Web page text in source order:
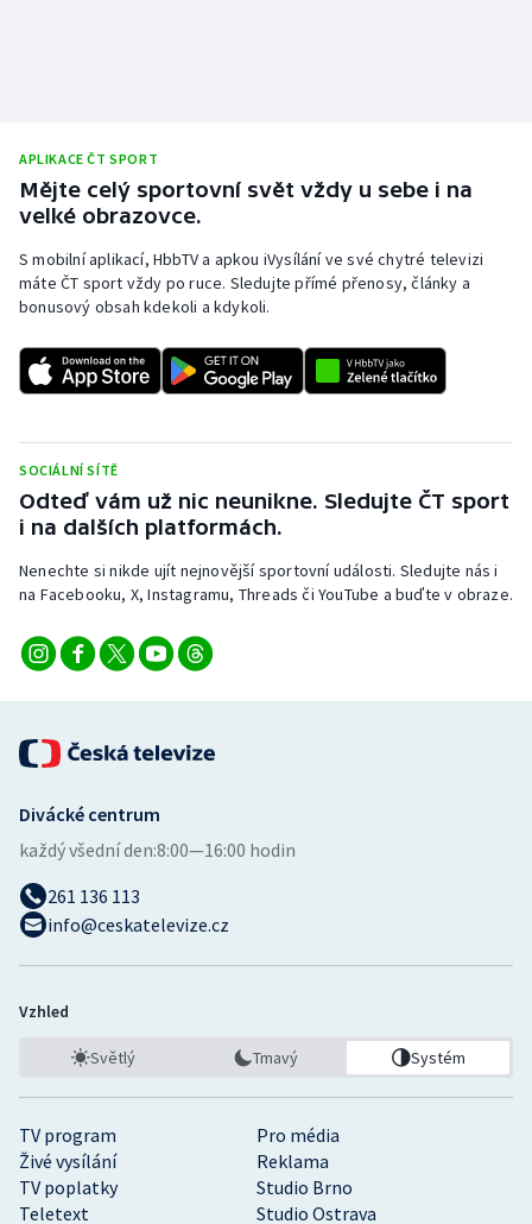
Stolní tenis
Veslování
Vodní slalom
Ostatní
APLIKACE ČT SPORT
Mějte celý sportovní svět vždy u sebe i na
velké obrazovce.
S mobilní aplikací, HbbTV a apkou iVysílání ve své chytré televizi
máte ČT sport vždy po ruce. Sledujte přímé přenosy, články a
bonusový obsah kdekoli a kdykoli.
SOCIÁLNÍ SÍTĚ
Odteď vám už nic neunikne. Sledujte ČT sport
i na dalších platformách.
Nenechte si nikde ujít nejnovější sportovní události. Sledujte nás i
na Facebooku, X, Instagramu, Threads či YouTube a buďte v obraze.
TV program
Pro média
Živé vysílání
Reklama
TV poplatky
Studio Brno
Teletext
Studio Ostrava
Divácké centrum
každý všední den:8:00—16:00 hodin
261 136 113
info@ceskatelevize.cz
Vzhled
Světlý Tmavý Systém